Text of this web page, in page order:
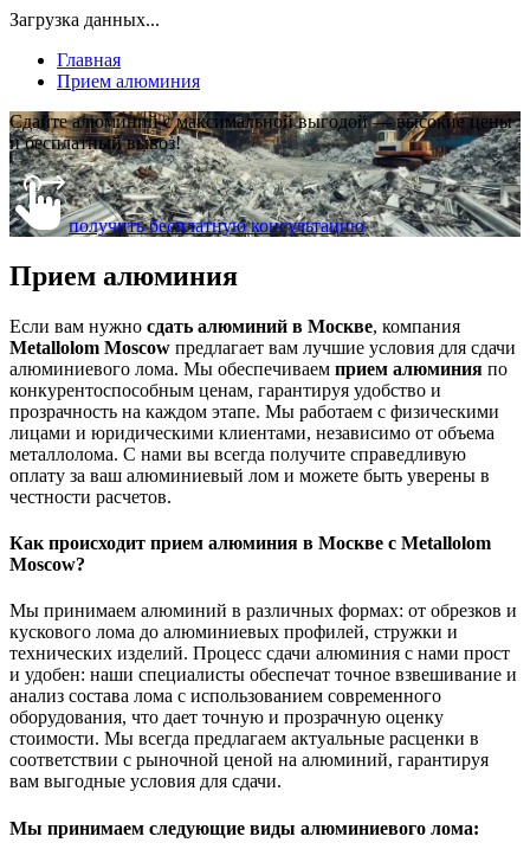
Загрузка данных...
Главная
Прием алюминия
Сдайте алюминий с максимальной выгодой — высокие цены
и бесплатный вывоз!
получить бесплатную консультацию
Прием алюминия
Если вам нужно сдать алюминий в Москве, компания
Metallolom Moscow предлагает вам лучшие условия для сдачи
алюминиевого лома. Мы обеспечиваем прием алюминия по
конкурентоспособным ценам, гарантируя удобство и
прозрачность на каждом этапе. Мы работаем с физическими
лицами и юридическими клиентами, независимо от объема
металлолома. С нами вы всегда получите справедливую
оплату за ваш алюминиевый лом и можете быть уверены в
честности расчетов.
Как происходит прием алюминия в Москве с Metallolom
Moscow?
Мы принимаем алюминий в различных формах: от обрезков и
кускового лома до алюминиевых профилей, стружки и
технических изделий. Процесс сдачи алюминия с нами прост
и удобен: наши специалисты обеспечат точное взвешивание и
анализ состава лома с использованием современного
оборудования, что дает точную и прозрачную оценку
стоимости. Мы всегда предлагаем актуальные расценки в
соответствии с рыночной ценой на алюминий, гарантируя
вам выгодные условия для сдачи.
Мы принимаем следующие виды алюминиевого лома: